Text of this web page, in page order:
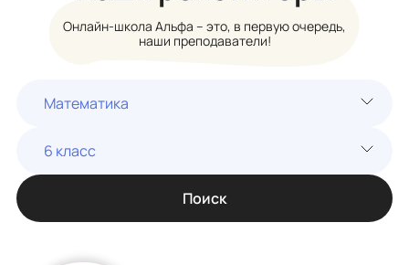
Онлайн-школа Альфа – это, в первую очередь,
наши преподаватели!
Математика
6 класс
Поиск